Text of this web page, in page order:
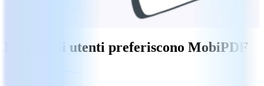
Perché gli utenti preferiscono MobiPDF